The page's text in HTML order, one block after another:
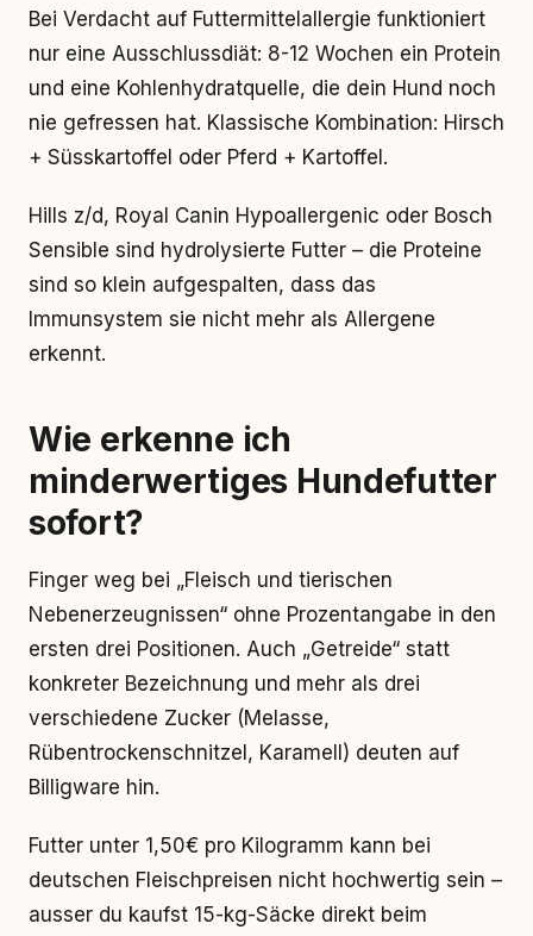
Bei Verdacht auf Futtermittelallergie funktioniert
nur eine Ausschlussdiät: 8-12 Wochen ein Protein
und eine Kohlenhydratquelle, die dein Hund noch
nie gefressen hat. Klassische Kombination: Hirsch
+ Süsskartoffel oder Pferd + Kartoffel.
Hills z/d, Royal Canin Hypoallergenic oder Bosch
Sensible sind hydrolysierte Futter – die Proteine
sind so klein aufgespalten, dass das
Immunsystem sie nicht mehr als Allergene
erkennt.
Wie erkenne ich
minderwertiges Hundefutter
sofort?
Finger weg bei „Fleisch und tierischen
Nebenerzeugnissen“ ohne Prozentangabe in den
ersten drei Positionen. Auch „Getreide“ statt
konkreter Bezeichnung und mehr als drei
verschiedene Zucker (Melasse,
Rübentrockenschnitzel, Karamell) deuten auf
Billigware hin.
Futter unter 1,50€ pro Kilogramm kann bei
deutschen Fleischpreisen nicht hochwertig sein –
ausser du kaufst 15-kg-Säcke direkt beim